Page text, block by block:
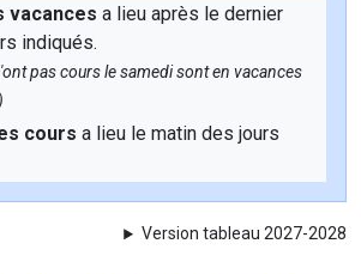
vacances a lieu après le dernier
indiqués.
pas cours le samedi sont en vacances
cours a lieu le matin des jours
Version tableau 2027-2028